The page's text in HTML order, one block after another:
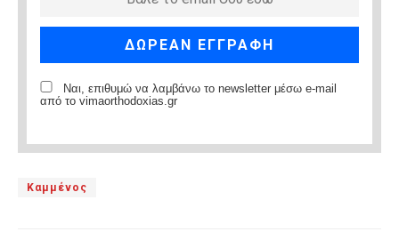
Ναι, επιθυμώ να λαμβάνω το newsletter μέσω e-mail
από το vimaorthodoxias.gr
Καμμένος